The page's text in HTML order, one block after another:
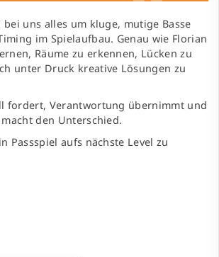
uns alles um kluge, mutige Basse
im Spielaufbau. Genau wie Florian
Räume zu erkennen, Lücken zu
unter Druck kreative Lösungen zu
fordert, Verantwortung übernimmt und
den Unterschied.
Passspiel aufs nächste Level zu